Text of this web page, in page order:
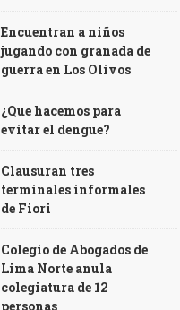
Encuentran a niños
jugando con granada de
guerra en Los Olivos
¿Que hacemos para
evitar el dengue?
Clausuran tres
terminales informales
de Fiori
Colegio de Abogados de
Lima Norte anula
colegiatura de 12
personas